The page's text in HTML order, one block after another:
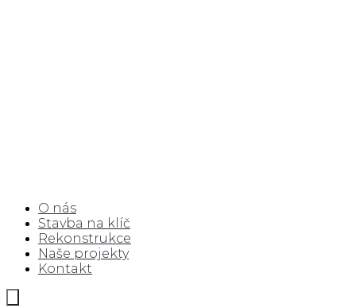
O nás
Stavba na klíč
Rekonstrukce
Naše projekty
Kontakt